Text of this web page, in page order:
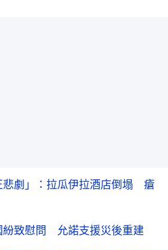
悲劇」：拉瓜伊拉酒店倒塌 瘡
紛致慰問 允諾支援災後重建